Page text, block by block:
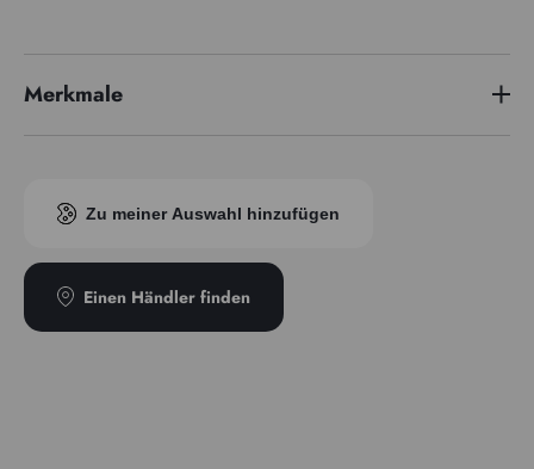
Merkmale
Zu meiner Auswahl hinzufügen
Einen Händler finden